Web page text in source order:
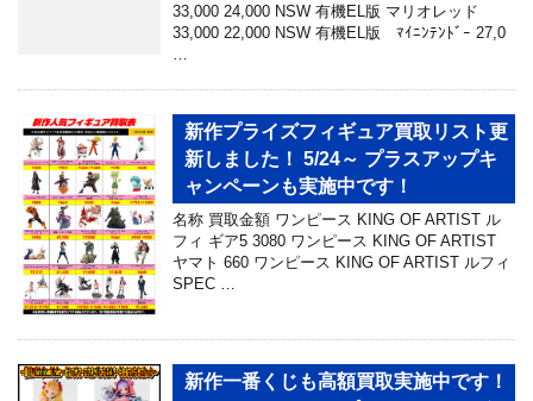
33,000 24,000 NSW 有機EL版 マリオレッド
33,000 22,000 NSW 有機EL版 ﾏｲﾆﾝﾃﾝﾄﾞｰ 27,0
新作プライズフィギュア買取リスト更
新しました！ 5/24～ プラスアップキ
ャンペーンも実施中です！
名称 買取金額 ワンピース KING OF ARTIST ル
フィ ギア5 3080 ワンピース KING OF ARTIST
ヤマト 660 ワンピース KING OF ARTIST ルフィ
SPEC …
新作一番くじも高額買取実施中です！